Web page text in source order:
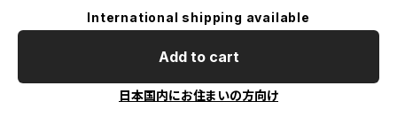
International shipping available
Add to cart
日本国内にお住まいの方向け